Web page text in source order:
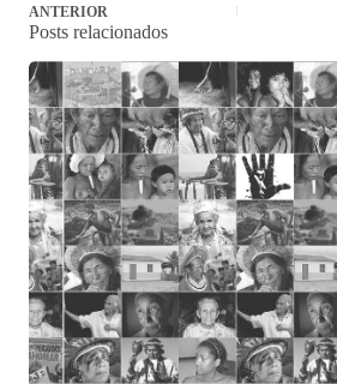
ANTERIOR
Posts relacionados